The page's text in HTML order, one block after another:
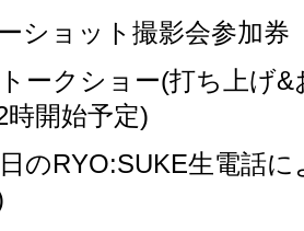
ショット撮影会参加券
ークショー(打ち上げ&
時開始予定)
のRYO:SUKE生電話に